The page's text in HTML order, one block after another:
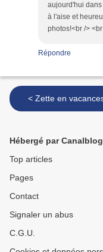
aujourd'hui
à l'aise et
photos!<br />
Répondre
< Zette en
Hébergé par Canalblog
Top articles
Pages
Contact
Signaler un abus
C.G.U.